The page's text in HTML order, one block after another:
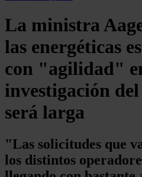
La ministra
las energéticas
con "agilidad"
investigación
será larga
"Las solicitudes que
los distintos